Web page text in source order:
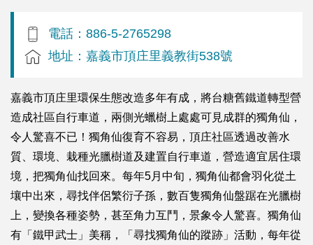
電話：886-5-2765298
地址：嘉義市頂庄里義教街538號
嘉義市頂庄里環保生態改造多年有成，將台糖舊鐵道轉型營
造成社區自行車道，兩側光蠟樹上處處可見成群的獨角仙，
令人驚喜不已！獨角仙復育不容易，頂庄社區透過改善水
質、環境、栽種光臘樹道及建置自行車道，營造適宜居住環
境，把獨角仙找回來。每年5月中旬，獨角仙都會羽化從土
壤中出來，尋找伴侶繁衍子孫，數百隻獨角仙盤踞在光臘樹
上，變換各種姿勢，甚至角力互鬥，景象令人驚喜。獨角仙
有「鐵甲武士」美稱，「尋找獨角仙的蹤跡」活動，每年從